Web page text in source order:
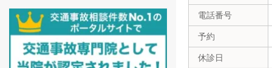
電話番号
予約
休診日